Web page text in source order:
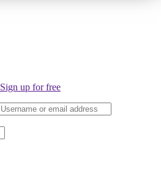
Sign up for free